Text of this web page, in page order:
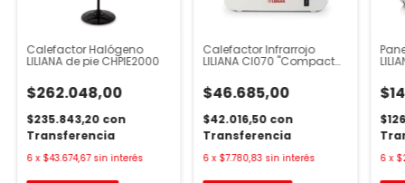
Calefactor Halógeno
LILIANA de pie CHPIE2000
$262.048,00
$235.843,20 con
Transferencia
6 x $43.674,67 sin interés
Calefactor Infrarrojo
LILIANA CI070 "Compact
$46.685,00
$42.016,50 con
Transferencia
6 x $7.780,83 sin interés 6 x